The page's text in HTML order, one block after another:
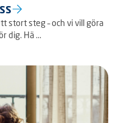
stort steg – och vi vill göra
dig. Hä ...